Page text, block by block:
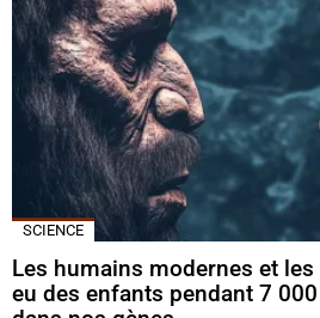
SCIENCE
Les humains modernes et
eu des enfants pendant 7